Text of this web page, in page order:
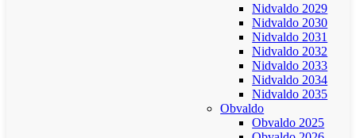
Nidvaldo 2029
Nidvaldo 2030
Nidvaldo 2031
Nidvaldo 2032
Nidvaldo 2033
Nidvaldo 2034
Nidvaldo 2035
Obvaldo
Obvaldo 2025